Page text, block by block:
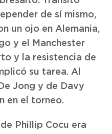
de sí mismo,
un ojo en Alemania,
y el Manchester
y la resistencia de
su tarea. Al
Jong y de Davy
en el torneo.
Phillip Cocu era